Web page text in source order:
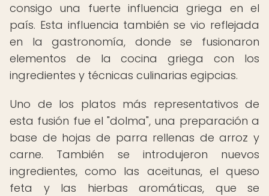
consigo una fuerte influencia griega en el
país. Esta influencia también se vio reflejada
en la gastronomía, donde se fusionaron
elementos de la cocina griega con los
ingredientes y técnicas culinarias egipcias.
Uno de los platos más representativos de
esta fusión fue el "dolma", una preparación a
base de hojas de parra rellenas de arroz y
carne. También se introdujeron nuevos
ingredientes, como las aceitunas, el queso
feta y las hierbas aromáticas, que se